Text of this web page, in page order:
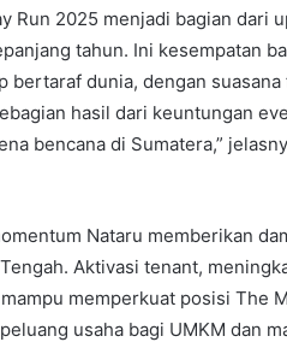
Run 2025 menjadi bagian dari
tahun. Ini kesempatan
bertaraf dunia, dengan
hasil dari keuntungan
bencana di Sumatera,”
Nataru memberikan
Aktivasi tenant,
memperkuat posisi The
usaha bagi UMKM dan